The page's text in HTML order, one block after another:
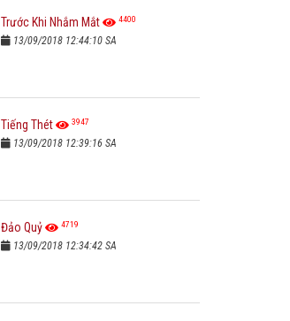
Trước Khi Nhắm Mắt 4400
13/09/2018 12:44:10 SA
Tiếng Thét 3947
13/09/2018 12:39:16 SA
Đảo Quỷ 4719
13/09/2018 12:34:42 SA